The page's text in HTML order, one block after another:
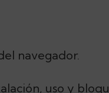
navegador.
uso y